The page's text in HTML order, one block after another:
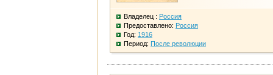
Владелец : Россия
Предоставлено: Россия
Год: 1916
Период: После революции